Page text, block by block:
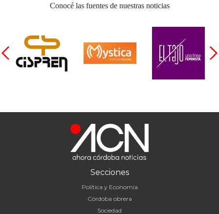
Conocé las fuentes de nuestras noticias
Secciones
Política y Economía
Córdoba obrera
Sociedad